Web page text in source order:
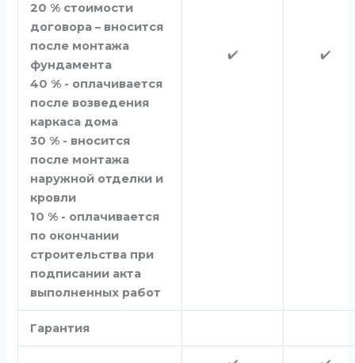
20 % стоимости
договора – вносится
после монтажа
фундамента
40 % - оплачивается
после возведения
каркаса дома
30 % - вносится
после монтажа
наружной отделки и
кровли
10 % - оплачивается
по окончании
строительства при
подписании акта
выполненных работ
✔️ ✔️
Гарантия